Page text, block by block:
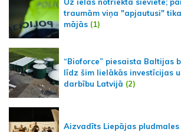
traumām viņa "apjautusi"
mājās (1)
“Bioforce” piesaista Baltijas
līdz šim lielākās investīcijas
darbību Latvijā (2)
Aizvadīts Liepājas